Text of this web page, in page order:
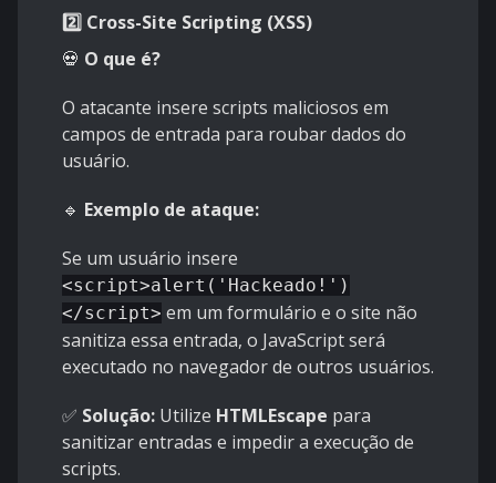
2️⃣ Cross-Site Scripting (XSS)
💀 O que é?
O atacante insere scripts maliciosos em
campos de entrada para roubar dados do
usuário.
🔹 Exemplo de ataque:
Se um usuário insere
<script>alert('Hackeado!')
</script> em um formulário e o site não
sanitiza essa entrada, o JavaScript será
executado no navegador de outros usuários.
✅ Solução: Utilize HTMLEscape para
sanitizar entradas e impedir a execução de
scripts.